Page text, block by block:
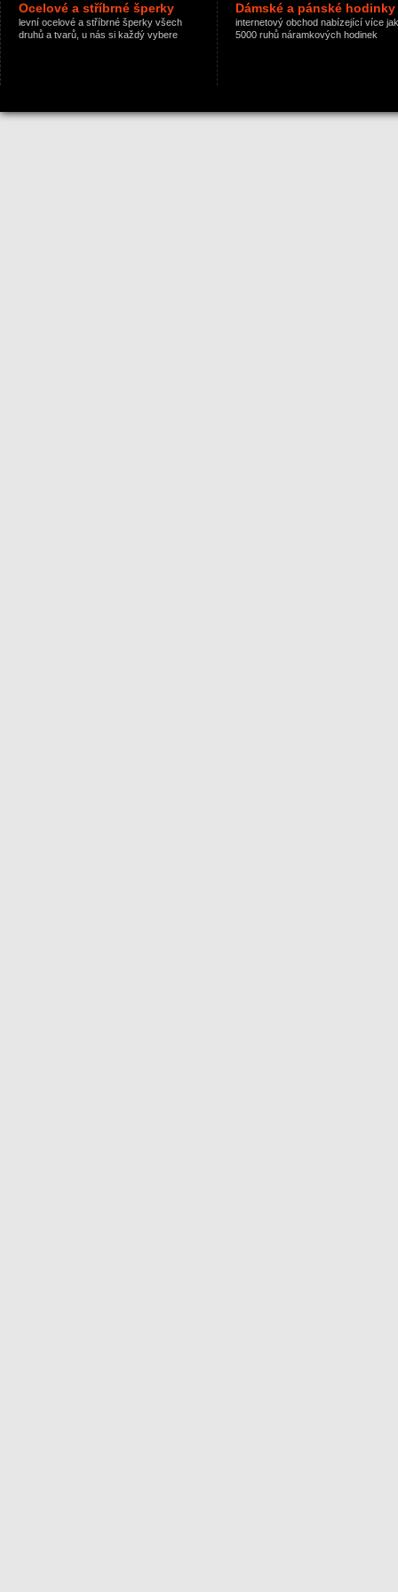
Ocelové a stříbrné šperky
levní ocelové a stříbrné šperky všech
druhů a tvarů, u nás si každý vybere
Dámské a pánské hodinky
internetový obchod nabízející více jak
5000 ruhů náramkových hodinek